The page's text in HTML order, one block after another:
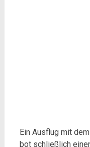
Ein Ausflug mit
bot schließlich